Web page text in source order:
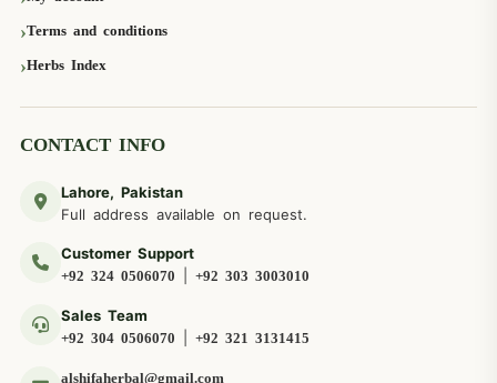
Terms and conditions
Herbs Index
CONTACT INFO
Lahore, Pakistan
Full address available on request.
Customer Support
+92 324 0506070 +92 303 3003010
Sales Team
+92 304 0506070 +92 321 3131415
alshifaherbal@gmail.com